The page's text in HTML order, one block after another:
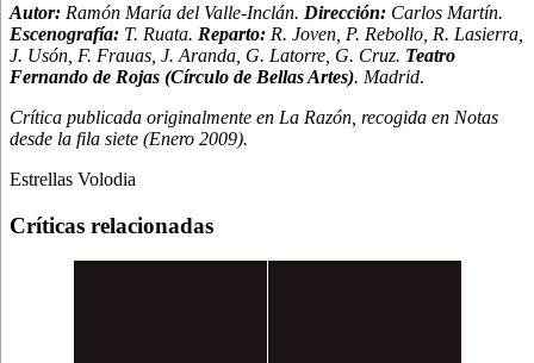
Autor: Ramón María del Valle-Inclán. Dirección: Carlos Martín.
Escenografía: T. Ruata. Reparto: R. Joven, P. Rebollo, R. Lasierra,
J. Usón, F. Frauas, J. Aranda, G. Latorre, G. Cruz. Teatro
Fernando de Rojas (Círculo de Bellas Artes). Madrid.
Crítica publicada originalmente en La Razón, recogida en Notas
desde la fila siete (Enero 2009).
Estrellas Volodia
Críticas relacionadas